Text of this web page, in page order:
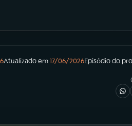
Atualizado em17/06/2026Episódiodo